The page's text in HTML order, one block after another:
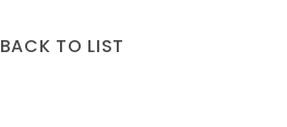
BACK TO LIST